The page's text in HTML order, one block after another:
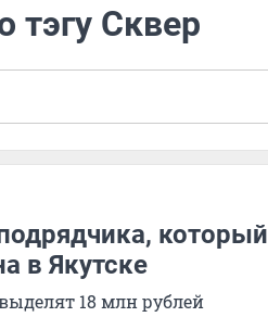
тэгу Сквер
в Якутске
18 млн рублей